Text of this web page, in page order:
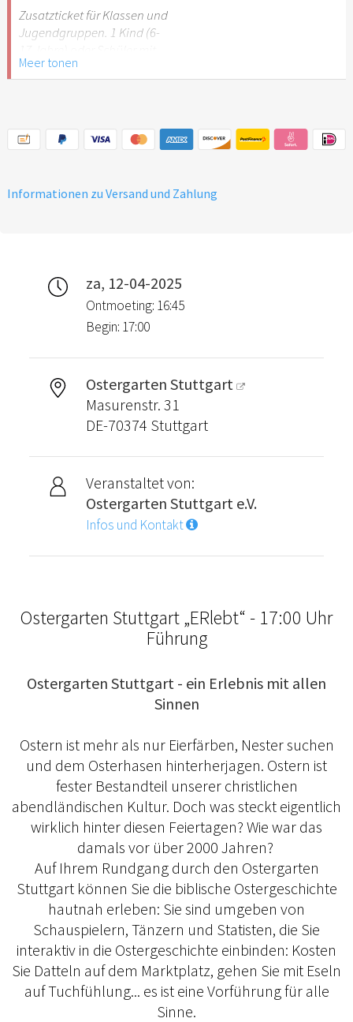
Stuttgart nicht
empfehlenswert.
Zusatzticket für Klassen und
Jugendgruppen. 1 Kind (6-
Schülerausweis.
Stuttgart nicht
empfehlenswert.
Meer tonen
Informationen zu Versand und Zahlung
za, 12-04-2025
Ontmoeting: 16:45
Begin: 17:00
Ostergarten Stuttgart
Masurenstr. 31
DE-70374 Stuttgart
Veranstaltet von:
Ostergarten Stuttgart e.V.
Infos und Kontakt
Ostergarten Stuttgart „ERlebt“ - 17:00 Uhr
Führung
Ostergarten Stuttgart - ein Erlebnis mit allen
Sinnen
Ostern ist mehr als nur Eierfärben, Nester suchen
und dem Osterhasen hinterherjagen. Ostern ist
fester Bestandteil unserer christlichen
abendländischen Kultur. Doch was steckt eigentlich
wirklich hinter diesen Feiertagen? Wie war das
damals vor über 2000 Jahren?
Auf Ihrem Rundgang durch den Ostergarten
Stuttgart können Sie die biblische Ostergeschichte
hautnah erleben: Sie sind umgeben von
Schauspielern, Tänzern und Statisten, die Sie
interaktiv in die Ostergeschichte einbinden: Kosten
Sie Datteln auf dem Marktplatz, gehen Sie mit Eseln
auf Tuchfühlung... es ist eine Vorführung für alle
Sinne.